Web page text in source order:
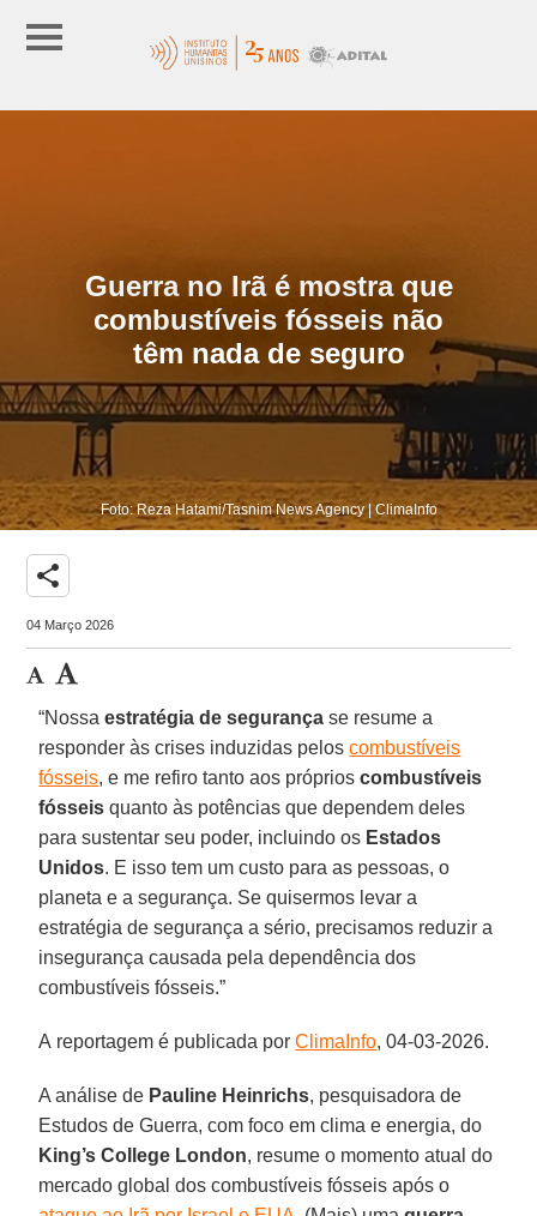
Guerra no Irã é mostra que
combustíveis fósseis não
têm nada de seguro
Foto: Reza Hatami/Tasnim News Agency | ClimaInfo
share
04 Março 2026
“Nossa estratégia de segurança se resume a
responder às crises induzidas peloscombustíveis
fósseis, e me refiro tanto aos próprioscombustíveis
fósseis quanto às potências que dependem deles
para sustentar seu poder, incluindo os Estados
Unidos. E isso tem um custo para as pessoas, o
planeta e a segurança. Se quisermos levar a
estratégia de segurança a sério, precisamos reduzir a
insegurança causada pela dependência dos
combustíveis fósseis.”
A reportagem é publicada porClimaInfo, 04-03-2026.
A análise de Pauline Heinrichs, pesquisadora de
Estudos de Guerra, com foco em clima e energia, do
King’s College London, resume o momento atual do
mercado global dos combustíveis fósseis após o